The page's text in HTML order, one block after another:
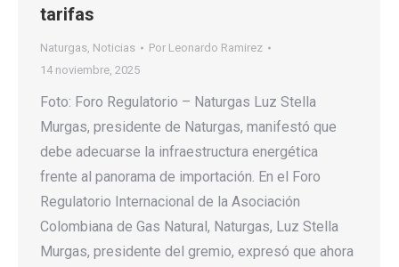
tarifas
Naturgas, Noticias Por Leonardo Ramirez
14 noviembre, 2025
Foto: Foro Regulatorio – Naturgas Luz Stella
Murgas, presidente de Naturgas, manifestó que
debe adecuarse la infraestructura energética
frente al panorama de importación. En el Foro
Regulatorio Internacional de la Asociación
Colombiana de Gas Natural, Naturgas, Luz Stella
Murgas, presidente del gremio, expresó que ahora